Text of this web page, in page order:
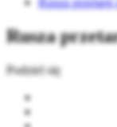
Rusza
Podziel się